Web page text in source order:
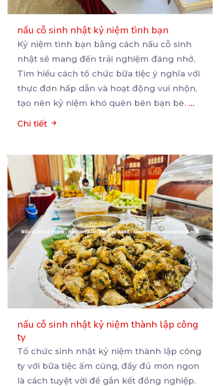
nấu cỗ sinh nhật kỷ niệm tình bạn
Kỷ niệm tình bạn bằng cách nấu cỗ sinh
nhật sẽ mang đến trải nghiệm đáng nhớ.
Tìm hiểu cách tổ chức bữa tiệc ý nghĩa với
thực đơn hấp dẫn và hoạt động vui nhộn,
tạo nên kỷ niệm khó quên bên bạn bè. ...
Chi tiết
nấu cỗ sinh nhật kỷ niệm thành lập công
ty
Tổ chức sinh nhật kỷ niệm thành lập công
ty với bữa tiệc ấm cúng, đầy đủ món ngon
là cách tuyệt vời để gắn kết đồng nghiệp.